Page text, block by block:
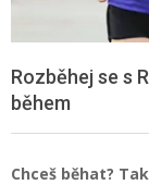
Rozběhej se s
během
Chceš běhat?